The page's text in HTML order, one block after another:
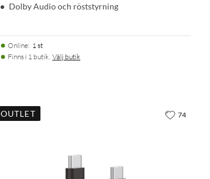
Dolby Audio och röststyrning
Online: 1 st
Finns i 1 butik. Välj butik
OUTLET 74